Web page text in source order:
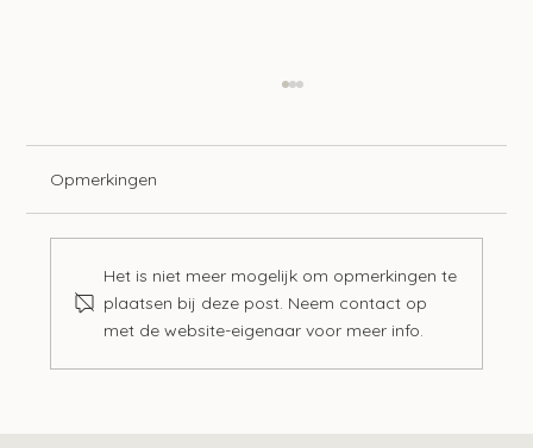
Opmerkingen
Het is niet meer mogelijk om opmerkingen te
plaatsen bij deze post. Neem contact op
met de website-eigenaar voor meer info.